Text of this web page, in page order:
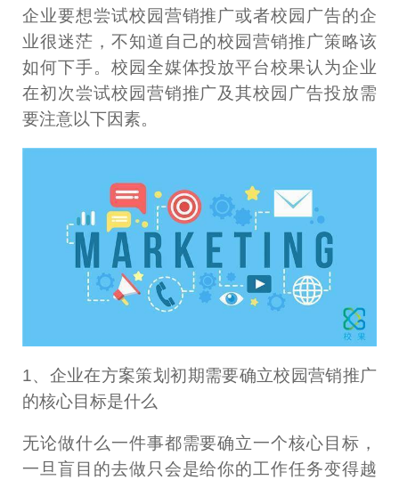
企业要想尝试校园营销推广或者校园广告的企
业很迷茫，不知道自己的校园营销推广策略该
如何下手。校园全媒体投放平台校果认为企业
在初次尝试校园营销推广及其校园广告投放需
要注意以下因素。
1、企业在方案策划初期需要确立校园营销推广
的核心目标是什么
无论做什么一件事都需要确立一个核心目标，
一旦盲目的去做只会是给你的工作任务变得越